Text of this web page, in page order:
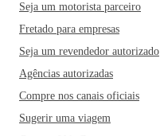
Seja um motorista parceiro
Fretado para empresas
Seja um revendedor autorizado
Agências autorizadas
Compre nos canais oficiais
Sugerir uma viagem